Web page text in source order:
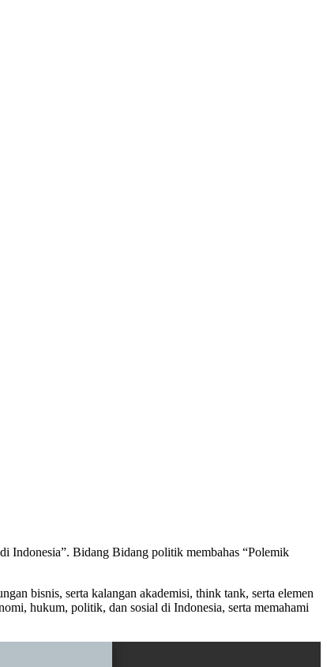
Indonesia”. Bidang Bidang politik membahas “Polemik
bisnis, serta kalangan akademisi, think tank, serta elemen
hukum, politik, dan sosial di Indonesia, serta memahami